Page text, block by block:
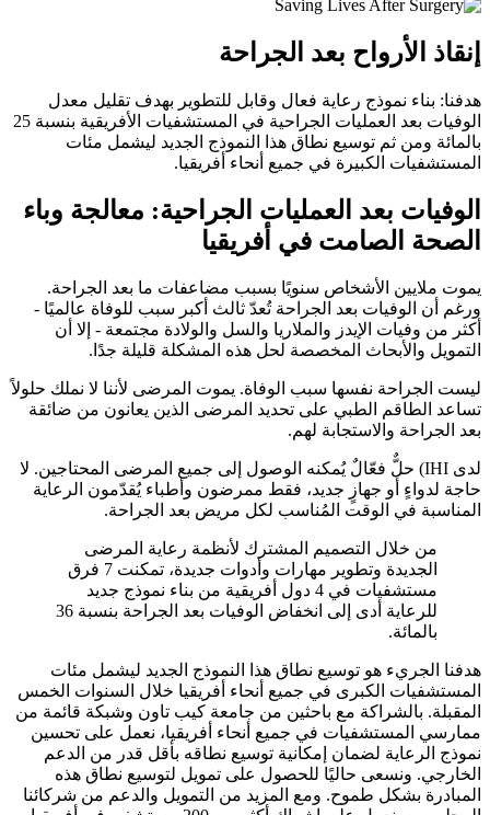
إنقاذ الأرواح بعد الجراحة
هدفنا: بناء نموذج رعاية فعال وقابل للتطوير بهدف تقليل معدل
الوفيات بعد العمليات الجراحية في المستشفيات الأفريقية بنسبة 25
بالمائة ومن ثم توسيع نطاق هذا النموذج الجديد ليشمل مئات
المستشفيات الكبيرة في جميع أنحاء أفريقيا.
الوفيات بعد العمليات الجراحية: معالجة وباء
الصحة الصامت في أفريقيا
يموت ملايين الأشخاص سنويًا بسبب مضاعفات ما بعد الجراحة.
ورغم أن الوفيات بعد الجراحة تُعدّ ثالث أكبر سبب للوفاة عالميًا -
أكثر من وفيات الإيدز والملاريا والسل والولادة مجتمعة - إلا أن
التمويل والأبحاث المخصصة لحل هذه المشكلة قليلة جدًا.
ليست الجراحة نفسها سبب الوفاة. يموت المرضى لأننا لا نملك حلولاً
تساعد الطاقم الطبي على تحديد المرضى الذين يعانون من ضائقة
بعد الجراحة والاستجابة لهم.
لدى IHI) حلٌّ فعّالٌ يُمكنه الوصول إلى جميع المرضى المحتاجين. لا
حاجة لدواءٍ أو جهازٍ جديد، فقط ممرضون وأطباء يُقدّمون الرعاية
المناسبة في الوقت المُناسب لكل مريض بعد الجراحة.
من خلال التصميم المشترك لأنظمة رعاية المرضى
الجديدة وتطوير مهارات وأدوات جديدة، تمكنت 7 فرق
مستشفيات في 4 دول أفريقية من بناء نموذج جديد
للرعاية أدى إلى انخفاض الوفيات بعد الجراحة بنسبة 36
بالمائة.
هدفنا الجريء هو توسيع نطاق هذا النموذج الجديد ليشمل مئات
المستشفيات الكبرى في جميع أنحاء أفريقيا خلال السنوات الخمس
المقبلة. بالشراكة مع باحثين من جامعة كيب تاون وشبكة قائمة من
ممارسي المستشفيات في جميع أنحاء أفريقيا، نعمل على تحسين
نموذج الرعاية لضمان إمكانية توسيع نطاقه بأقل قدر من الدعم
الخارجي. ونسعى حاليًا للحصول على تمويل لتوسيع نطاق هذه
المبادرة بشكل طموح. ومع المزيد من التمويل والدعم من شركائنا